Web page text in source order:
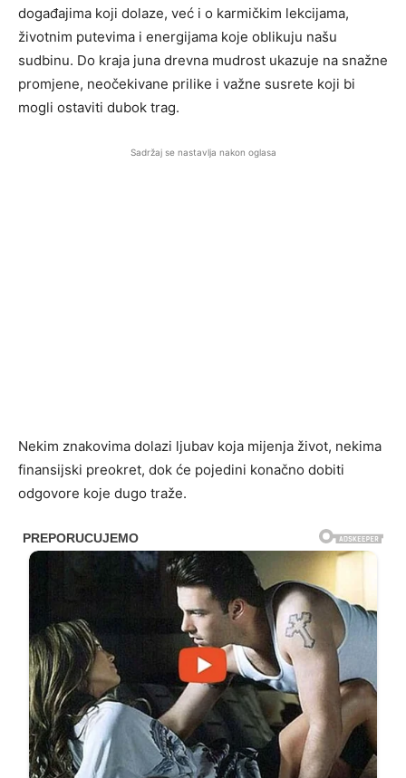
događajima koji dolaze, već i o karmičkim lekcijama,
životnim putevima i energijama koje oblikuju našu
sudbinu. Do kraja juna drevna mudrost ukazuje na snažne
promjene, neočekivane prilike i važne susrete koji bi
mogli ostaviti dubok trag.
Sadržaj se nastavlja nakon oglasa
Nekim znakovima dolazi ljubav koja mijenja život, nekima
finansijski preokret, dok će pojedini konačno dobiti
odgovore koje dugo traže.